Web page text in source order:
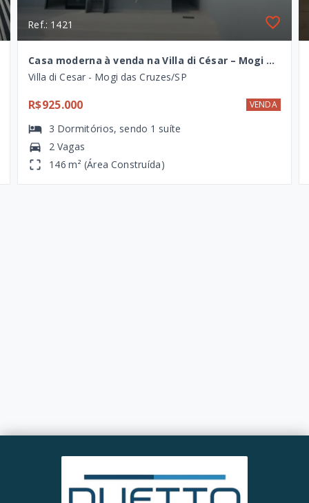
Ref.: 1421
Casa moderna à venda na Villa di César – Mogi das Cruzes/SP
Villa di Cesar - Mogi das Cruzes/SP
R$925.000 VENDA
3 Dormitórios, sendo 1 suíte
2 Vagas
146 m² (Área Construída)